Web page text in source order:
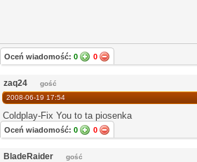
Oceń wiadomość: 0 0
zaq24
gość
2008-06-19 17:54
Coldplay-Fix You to ta piosenka
Oceń wiadomość: 0 0
BladeRaider
gość